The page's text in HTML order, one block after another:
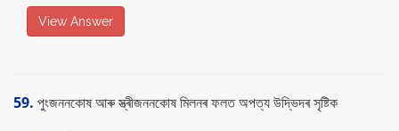
View Answer
59. পুংজননকোষ আৰু স্ত্ৰীজননকোষ মিলনৰ ফলত অপত্য উদ্ভিদৰ সৃষ্টিক